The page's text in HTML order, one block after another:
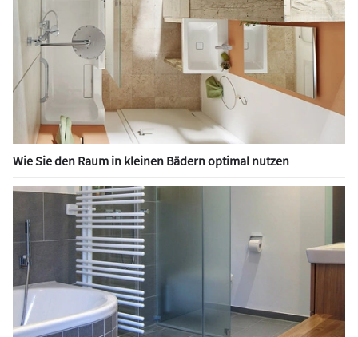
Wie Sie den Raum in kleinen Bädern optimal nutzen